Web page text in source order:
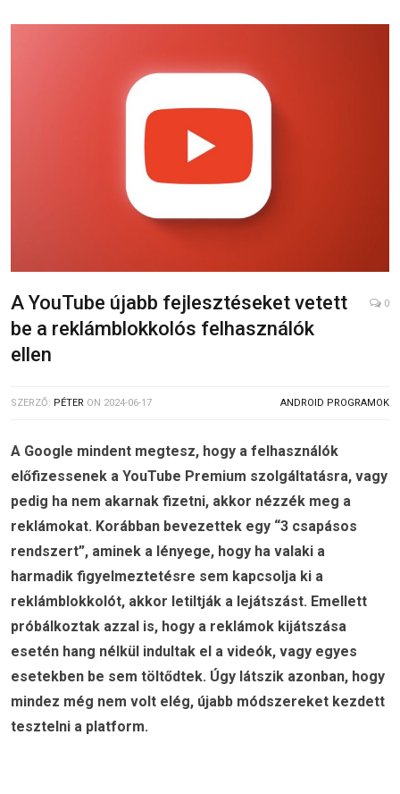
A YouTube újabb fejlesztéseket vetett
be a reklámblokkolós felhasználók
ellen
0
SZERZŐ: PÉTER ON 2024-06-17 ANDROID PROGRAMOK
A Google mindent megtesz, hogy a felhasználók
előfizessenek a YouTube Premium szolgáltatásra, vagy
pedig ha nem akarnak fizetni, akkor nézzék meg a
reklámokat. Korábban bevezettek egy “3 csapásos
rendszert”, aminek a lényege, hogy ha valaki a
harmadik figyelmeztetésre sem kapcsolja ki a
reklámblokkolót, akkor letiltják a lejátszást. Emellett
próbálkoztak azzal is, hogy a reklámok kijátszása
esetén hang nélkül indultak el a videók, vagy egyes
esetekben be sem töltődtek. Úgy látszik azonban, hogy
mindez még nem volt elég, újabb módszereket kezdett
tesztelni a platform.